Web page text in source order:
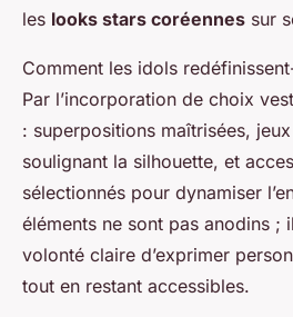
les looks stars coréennes sur
Comment les idols
Par l’incorporation de choix
: superpositions maîtrisées,
soulignant la silhouette, et
sélectionnés pour dynamiser
éléments ne sont pas anodins ;
volonté claire d’exprimer
tout en restant accessibles.